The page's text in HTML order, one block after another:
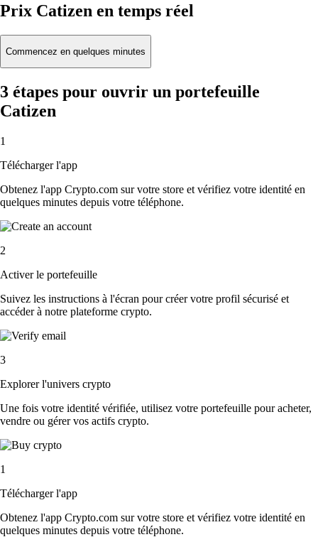
Prix Catizen en temps réel
Commencez en quelques minutes
3 étapes pour ouvrir un portefeuille
Catizen
1
Télécharger l'app
Obtenez l'app Crypto.com sur votre store et vérifiez votre identité en
quelques minutes depuis votre téléphone.
2
Activer le portefeuille
Suivez les instructions à l'écran pour créer votre profil sécurisé et
accéder à notre plateforme crypto.
3
Explorer l'univers crypto
Une fois votre identité vérifiée, utilisez votre portefeuille pour acheter,
vendre ou gérer vos actifs crypto.
1
Télécharger l'app
Obtenez l'app Crypto.com sur votre store et vérifiez votre identité en
quelques minutes depuis votre téléphone.